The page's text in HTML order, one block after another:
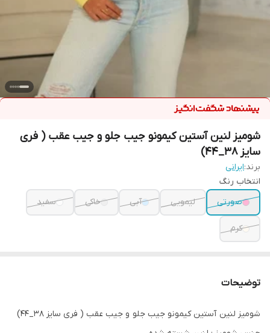
شومیز لنین آستین کیمونو جیب جلو و جیب عقب ( فری
سایز 38_44)
برند:ایرانی
انتخاب رنگ‌
صورتی
لیمویی آبی خاکی سفید
کرم
توضیحات
شومیز لنین آستین کیمونو جیب جلو و جیب عقب ( فری سایز 38_44)